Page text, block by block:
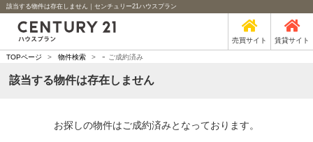
該当する物件は存在しません｜センチュリー21ハウスプラン
売買サイト 賃貸サイト
TOPページ > 物件検索 > - ご成約済み
該当する物件は存在しません
お探しの物件はご成約済みとなっております。